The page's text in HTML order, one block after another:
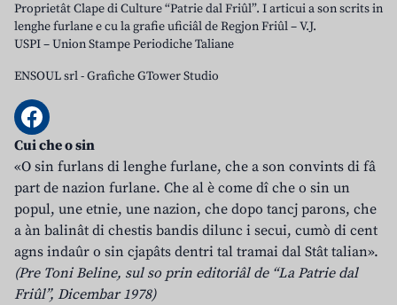
Proprietât Clape di Culture “Patrie dal Friûl”. I articui a son scrits in
lenghe furlane e cu la grafie uficiâl de Regjon Friûl – V.J.
USPI – Union Stampe Periodiche Taliane
ENSOUL srl-Grafiche GTower Studio
Cui che o sin
«O sin furlans di lenghe furlane, che a son convints di fâ
part de nazion furlane. Che al è come dî che o sin un
popul, une etnie, une nazion, che dopo tancj parons, che
a àn balinât di chestis bandis dilunc i secui, cumò di cent
agns indaûr o sin cjapâts dentri tal tramai dal Stât talian».
(Pre Toni Beline, sul so prin editoriâl de “La Patrie dal
Friûl”, Dicembar 1978)